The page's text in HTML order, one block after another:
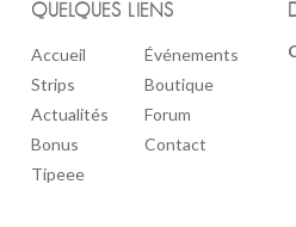
QUELQUES LIENS
Accueil
Strips
Actualités
Bonus
Tipeee
Événements
Boutique
Forum
Contact